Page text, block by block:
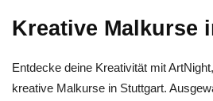
Kreative Malkurse
Entdecke deine Kreativität mit
kreative Malkurse in Stuttgart.